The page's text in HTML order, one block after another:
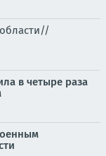
в четыре раза